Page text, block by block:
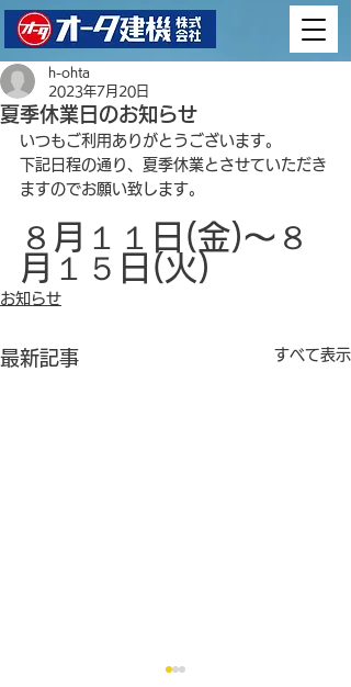
夏季休業日のお知らせ
h-ohta
2023年7月20日
いつもご利用ありがとうございます。
下記日程の通り、夏季休業とさせていただき
ますのでお願い致します。
８月１１日(金)～８
月１５日(火)
お知らせ
最新記事 すべて表示